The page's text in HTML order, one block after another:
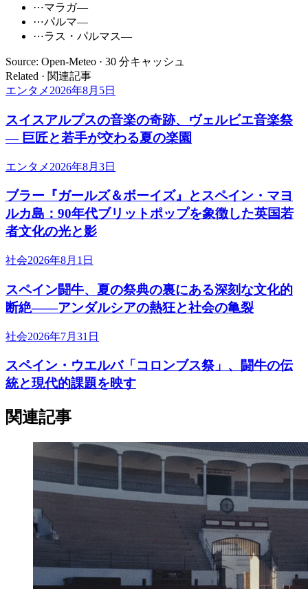
⋯マラガ—
⋯パルマ—
⋯ラス・パルマス—
Source: Open-Meteo · 30 分キャッシュ
Related · 関連記事
エンタメ 2026年8月5日
スイスアルプスの音楽の奇跡、ヴェルビエ音楽祭
— 巨匠と若手が交わる夏の楽園
エンタメ 2026年8月3日
ブラー『ガールズ＆ボーイズ』とスペイン・マヨ
ルカ島：90年代ブリットポップを象徴した英国若
者文化の光と影
社会2026年8月1日
スペイン闘牛、夏の祭典の裏にある深刻な文化的
断絶――アンダルシアの熱狂と社会の亀裂
社会2026年7月31日
スペイン・ウエルバ「コロンブス祭」、闘牛の伝
統と現代的課題を映す
関連記事